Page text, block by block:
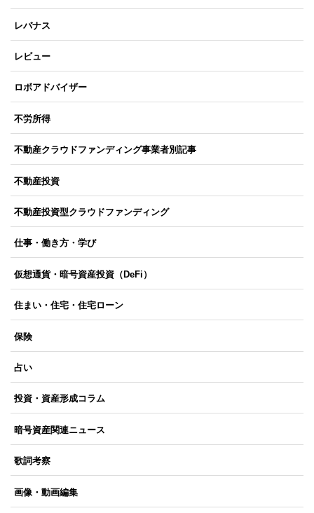
レバナス
レビュー
ロボアドバイザー
不労所得
不動産クラウドファンディング事業者別記事
不動産投資
不動産投資型クラウドファンディング
仕事・働き方・学び
仮想通貨・暗号資産投資（DeFi）
住まい・住宅・住宅ローン
保険
占い
投資・資産形成コラム
暗号資産関連ニュース
歌詞考察
画像・動画編集